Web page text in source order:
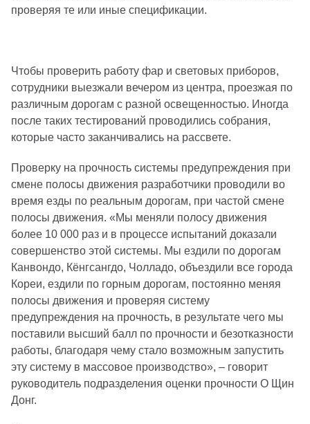
проверяя те или иные спецификации.
Чтобы проверить работу фар и световых приборов,
сотрудники выезжали вечером из центра, проезжая по
различным дорогам с разной освещенностью. Иногда
после таких тестирований проводились собрания,
которые часто заканчивались на рассвете.
Проверку на прочность системы предупреждения при
смене полосы движения разработчики проводили во
время езды по реальным дорогам, при частой смене
полосы движения. «Мы меняли полосу движения
более 10 000 раз и в процессе испытаний доказали
совершенство этой системы. Мы ездили по дорогам
Канвондо, Кёнгсангдо, Чолладо, объездили все города
Кореи, ездили по горным дорогам, постоянно меняя
полосы движения и проверяя систему
предупреждения на прочность, в результате чего мы
поставили высший балл по прочности и безотказности
работы, благодаря чему стало возможным запустить
эту систему в массовое производство», – говорит
руководитель подразделения оценки прочности О Щин
Донг.